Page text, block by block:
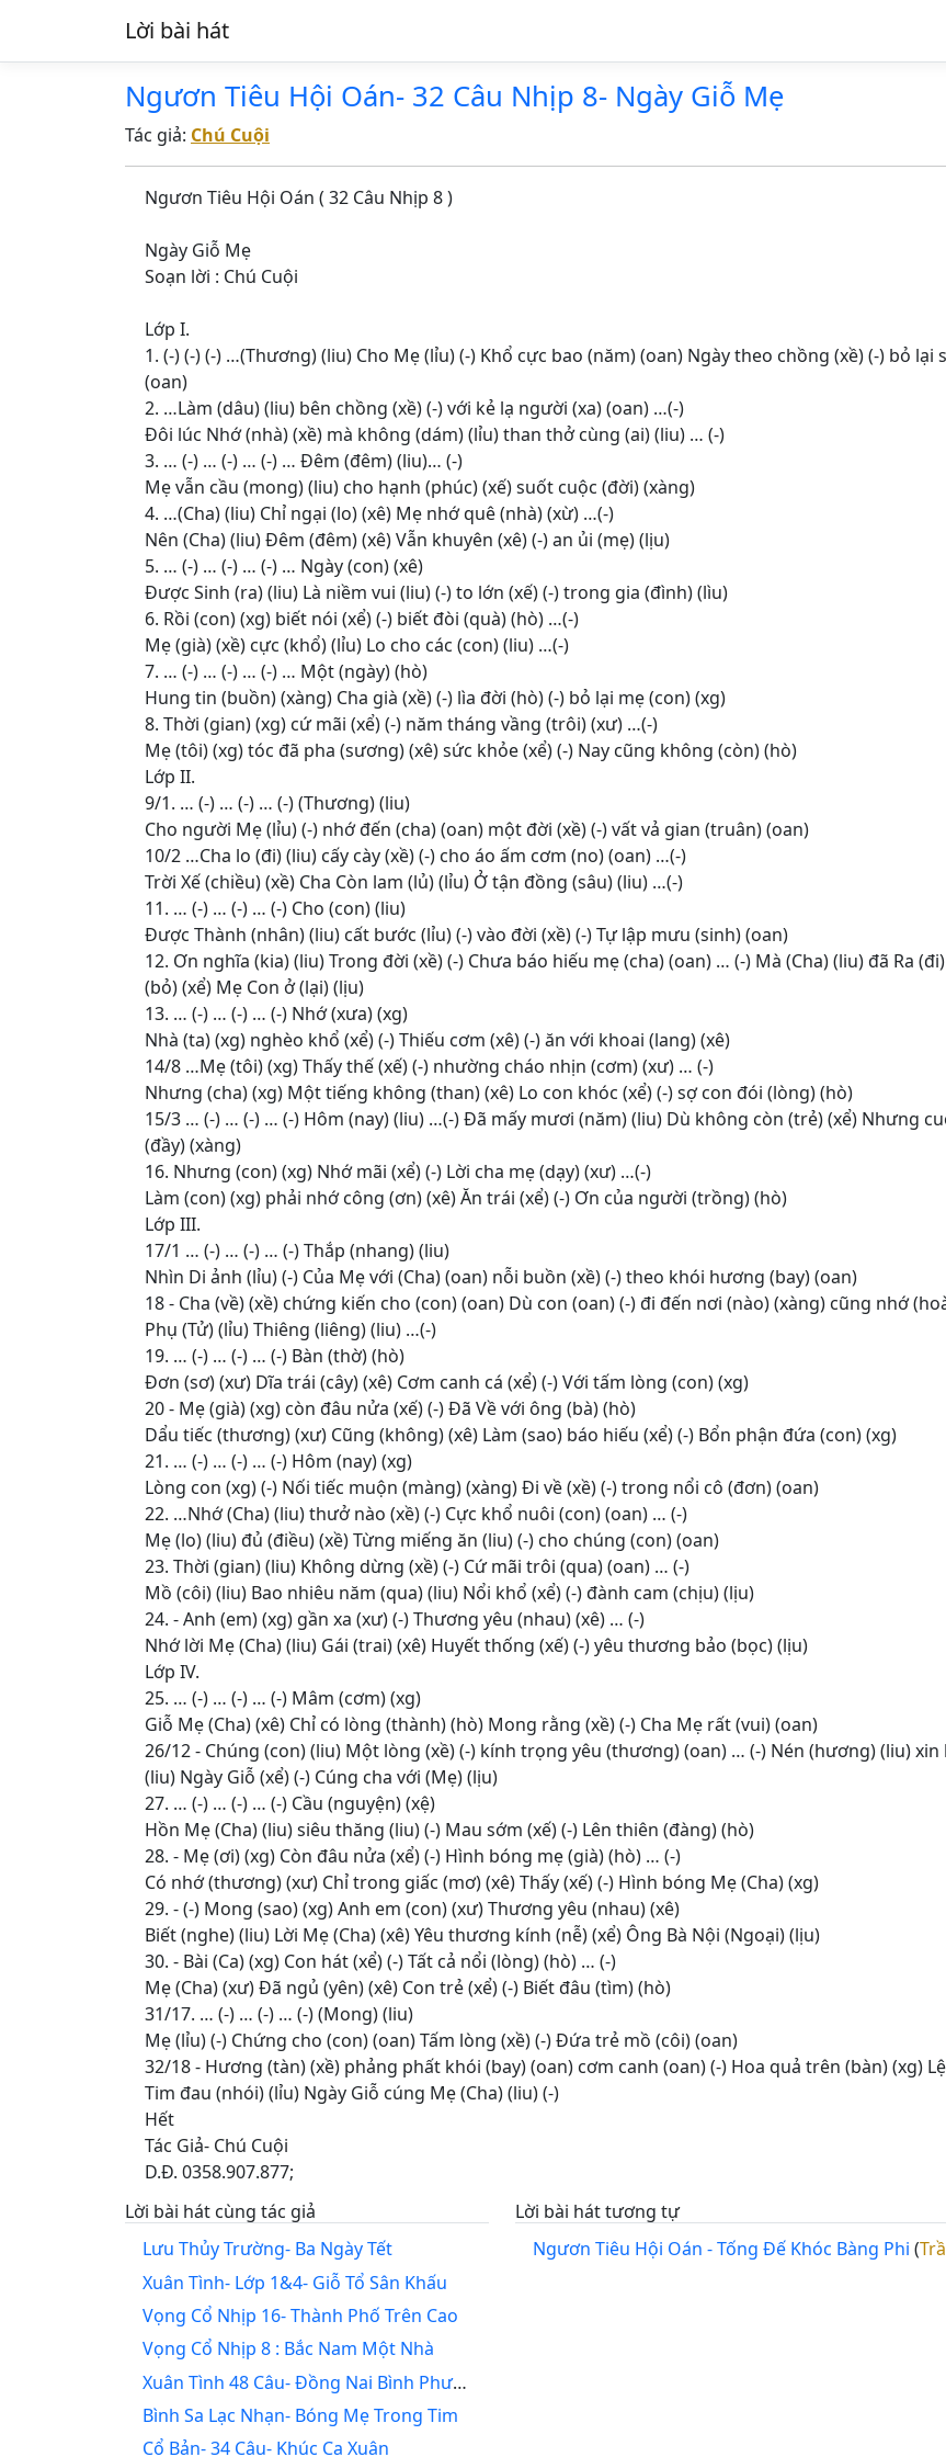
Lời bài hát
Ngươn Tiêu Hội Oán- 32 Câu Nhịp 8- Ngày Giỗ Mẹ
Tác giả: Chú Cuội
Ngươn Tiêu Hội Oán ( 32 Câu Nhịp 8 )
Ngày Giỗ Mẹ
Soạn lời : Chú Cuội
Lớp I.
1. (-) (-) (-) …(Thương) (liu) Cho Mẹ (lỉu) (-) Khổ cực bao (năm) (oan) Ngày theo chồng (xề) (-) bỏ lại
(oan)
2. …Làm (dâu) (liu) bên chồng (xề) (-) với kẻ lạ người (xa) (oan) …(-)
Đôi lúc Nhớ (nhà) (xề) mà không (dám) (lỉu) than thở cùng (ai) (liu) … (-)
3. … (-) … (-) … (-) … Đêm (đêm) (liu)… (-)
Mẹ vẫn cầu (mong) (liu) cho hạnh (phúc) (xế) suốt cuộc (đời) (xàng)
4. …(Cha) (liu) Chỉ ngại (lo) (xê) Mẹ nhớ quê (nhà) (xừ) …(-)
Nên (Cha) (liu) Đêm (đêm) (xê) Vẫn khuyên (xê) (-) an ủi (mẹ) (lịu)
5. … (-) … (-) … (-) … Ngày (con) (xê)
Được Sinh (ra) (liu) Là niềm vui (liu) (-) to lớn (xế) (-) trong gia (đình) (lìu)
6. Rồi (con) (xg) biết nói (xể) (-) biết đòi (quà) (hò) …(-)
Mẹ (già) (xề) cực (khổ) (lỉu) Lo cho các (con) (liu) …(-)
7. … (-) … (-) … (-) … Một (ngày) (hò)
Hung tin (buồn) (xàng) Cha già (xề) (-) lìa đời (hò) (-) bỏ lại mẹ (con) (xg)
8. Thời (gian) (xg) cứ mãi (xể) (-) năm tháng vầng (trôi) (xư) …(-)
Mẹ (tôi) (xg) tóc đã pha (sương) (xê) sức khỏe (xể) (-) Nay cũng không (còn) (hò)
Lớp II.
9/1. … (-) … (-) … (-) (Thương) (liu)
Cho người Mẹ (lỉu) (-) nhớ đến (cha) (oan) một đời (xề) (-) vất vả gian (truân) (oan)
10/2 …Cha lo (đi) (liu) cấy cày (xề) (-) cho áo ấm cơm (no) (oan) …(-)
Trời Xế (chiều) (xề) Cha Còn lam (lủ) (lỉu) Ở tận đồng (sâu) (liu) …(-)
11. … (-) … (-) … (-) Cho (con) (liu)
Được Thành (nhân) (liu) cất bước (lỉu) (-) vào đời (xề) (-) Tự lập mưu (sinh) (oan)
12. Ơn nghĩa (kia) (liu) Trong đời (xề) (-) Chưa báo hiếu mẹ (cha) (oan) … (-) Mà (Cha) (liu) đã Ra
(bỏ) (xể) Mẹ Con ở (lại) (lịu)
13. … (-) … (-) … (-) Nhớ (xưa) (xg)
Nhà (ta) (xg) nghèo khổ (xể) (-) Thiếu cơm (xê) (-) ăn với khoai (lang) (xê)
14/8 …Mẹ (tôi) (xg) Thấy thế (xế) (-) nhường cháo nhịn (cơm) (xư) … (-)
Nhưng (cha) (xg) Một tiếng không (than) (xê) Lo con khóc (xể) (-) sợ con đói (lòng) (hò)
15/3 … (-) … (-) … (-) Hôm (nay) (liu) …(-) Đã mấy mươi (năm) (liu) Dù không còn (trẻ) (xể) Nhưng
(đầy) (xàng)
16. Nhưng (con) (xg) Nhớ mãi (xể) (-) Lời cha mẹ (dạy) (xư) …(-)
Làm (con) (xg) phải nhớ công (ơn) (xê) Ăn trái (xể) (-) Ơn của người (trồng) (hò)
Lớp III.
17/1 … (-) … (-) … (-) Thắp (nhang) (liu)
Nhìn Di ảnh (lỉu) (-) Của Mẹ với (Cha) (oan) nỗi buồn (xề) (-) theo khói hương (bay) (oan)
18 - Cha (về) (xề) chứng kiến cho (con) (oan) Dù con (oan) (-) đi đến nơi (nào) (xàng) cũng nhớ
Phụ (Tử) (lỉu) Thiêng (liêng) (liu) …(-)
19. … (-) … (-) … (-) Bàn (thờ) (hò)
Đơn (sơ) (xư) Dĩa trái (cây) (xê) Cơm canh cá (xể) (-) Với tấm lòng (con) (xg)
20 - Mẹ (già) (xg) còn đâu nửa (xế) (-) Đã Về với ông (bà) (hò)
Dẩu tiếc (thương) (xư) Cũng (không) (xê) Làm (sao) báo hiếu (xể) (-) Bổn phận đứa (con) (xg)
21. … (-) … (-) … (-) Hôm (nay) (xg)
Lòng con (xg) (-) Nối tiếc muộn (màng) (xàng) Đi về (xề) (-) trong nổi cô (đơn) (oan)
22. …Nhớ (Cha) (liu) thưở nào (xề) (-) Cực khổ nuôi (con) (oan) … (-)
Mẹ (lo) (liu) đủ (điều) (xề) Từng miếng ăn (liu) (-) cho chúng (con) (oan)
23. Thời (gian) (liu) Không dừng (xề) (-) Cứ mãi trôi (qua) (oan) … (-)
Mồ (côi) (liu) Bao nhiêu năm (qua) (liu) Nổi khổ (xể) (-) đành cam (chịu) (lịu)
24. - Anh (em) (xg) gần xa (xư) (-) Thương yêu (nhau) (xê) … (-)
Nhớ lời Mẹ (Cha) (liu) Gái (trai) (xê) Huyết thống (xế) (-) yêu thương bảo (bọc) (lịu)
Lớp IV.
25. … (-) … (-) … (-) Mâm (cơm) (xg)
Giỗ Mẹ (Cha) (xê) Chỉ có lòng (thành) (hò) Mong rằng (xề) (-) Cha Mẹ rất (vui) (oan)
26/12 - Chúng (con) (liu) Một lòng (xề) (-) kính trọng yêu (thương) (oan) … (-) Nén (hương) (liu)
(liu) Ngày Giỗ (xể) (-) Cúng cha với (Mẹ) (lịu)
27. … (-) … (-) … (-) Cầu (nguyện) (xệ)
Hồn Mẹ (Cha) (liu) siêu thăng (liu) (-) Mau sớm (xế) (-) Lên thiên (đàng) (hò)
28. - Mẹ (ơi) (xg) Còn đâu nửa (xể) (-) Hình bóng mẹ (già) (hò) … (-)
Có nhớ (thương) (xư) Chỉ trong giấc (mơ) (xê) Thấy (xế) (-) Hình bóng Mẹ (Cha) (xg)
29. - (-) Mong (sao) (xg) Anh em (con) (xư) Thương yêu (nhau) (xê)
Biết (nghe) (liu) Lời Mẹ (Cha) (xê) Yêu thương kính (nễ) (xể) Ông Bà Nội (Ngoại) (lịu)
30. - Bài (Ca) (xg) Con hát (xể) (-) Tất cả nổi (lòng) (hò) … (-)
Mẹ (Cha) (xư) Đã ngủ (yên) (xê) Con trẻ (xể) (-) Biết đâu (tìm) (hò)
31/17. … (-) … (-) … (-) (Mong) (liu)
Mẹ (lỉu) (-) Chứng cho (con) (oan) Tấm lòng (xề) (-) Đứa trẻ mồ (côi) (oan)
32/18 - Hương (tàn) (xề) phảng phất khói (bay) (oan) cơm canh (oan) (-) Hoa quả trên (bàn) (xg)
Tim đau (nhói) (lỉu) Ngày Giỗ cúng Mẹ (Cha) (liu) (-)
Hết
Tác Giả- Chú Cuội
D.Đ. 0358.907.877;
Lời bài hát cùng tác giả
Lưu Thủy Trường- Ba Ngày Tết
Xuân Tình- Lớp 1&4- Giỗ Tổ Sân Khấu
Vọng Cổ Nhịp 16- Thành Phố Trên Cao
Vọng Cổ Nhịp 8 : Bắc Nam Một Nhà
Xuân Tình 48 Câu- Đồng Nai Bình Phước Vươn Mình
Bình Sa Lạc Nhạn- Bóng Mẹ Trong Tim
Cổ Bản- 34 Câu- Khúc Ca Xuân
Lời bài hát tương tự
Ngươn Tiêu Hội Oán - Tống Đế Khóc Bàng Phi (Trần